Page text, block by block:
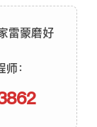
雷蒙磨好
：